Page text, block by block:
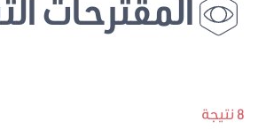
المقترحات
8 نتيجة